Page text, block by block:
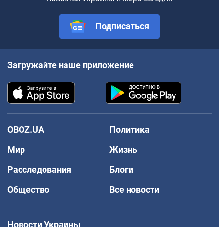
Подписаться
Загружайте наше приложение
OBOZ.UA
Политика
Мир
Жизнь
Расследования
Блоги
Общество
Все новости
Новости Украины